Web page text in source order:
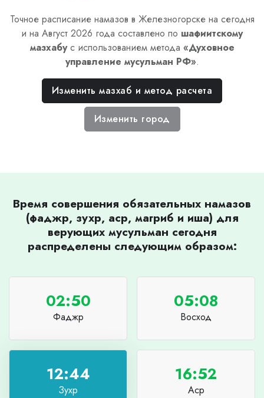
Точное расписание намазов в Железногорске на сегодня
и на Август 2026 года составлено по шафиитскому
мазхабус использованием метода «Духовное
управление мусульман РФ».
Изменить мазхаб и метод расчета
Изменить город
Время совершения обязательных намазов
(фаджр, зухр, аср, магриб и иша) для
верующих мусульман сегодня
распределены следующим образом:
02:50
Фаджр
05:08
Восход
12:44
Зухр
16:52
Аср